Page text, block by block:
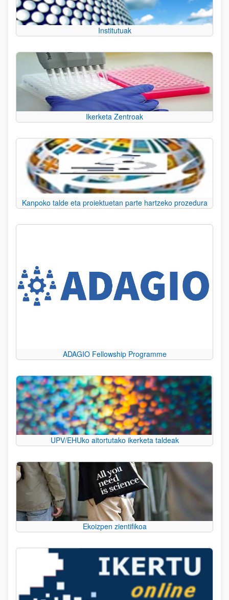
Institutuak
Ikerketa Zentroak
Kanpoko talde eta proiektuetan parte hartzeko prozedura
ADAGIO Fellowship Programme
UPV/EHUko aitortutako ikerketa taldeak
Ekoizpen zientifikoa